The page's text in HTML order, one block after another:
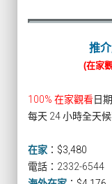
推介
(在家
100% 在家觀看日
每天 24 小時全天
在家 ： $3,480
電話：2332-6544